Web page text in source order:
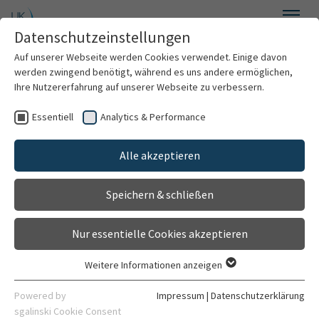
Zum Hauptinhalt springen
Willkommen
Über uns
Für Patienten
Leistungsspektrum
Anästhesiologie
Datenschutzeinstellungen
Auf unserer Webseite werden Cookies verwendet. Einige davon
werden zwingend benötigt, während es uns andere ermöglichen,
Ihre Nutzererfahrung auf unserer Webseite zu verbessern.
Essentiell Analytics & Performance
Alle akzeptieren
Speichern & schließen
Nur essentielle Cookies akzeptieren
Essentielle Cookies werden für grundlegende Funktionen der
Webseite benötigt. Dadurch ist gewährleistet, dass die
Weitere Informationen anzeigen
Powered by
sgalinski Cookie Consent
Impressum | Datenschutzerklärung